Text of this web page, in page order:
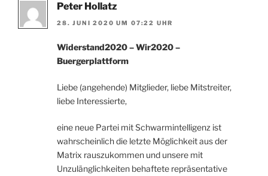
Peter Hollatz
28. JUNI 2020 UM 07:22 UHR
Widerstand2020 – Wir2020 –
Buergerplattform
Liebe (angehende) Mitglieder, liebe Mitstreiter,
liebe Interessierte,
eine neue Partei mit Schwarmintelligenz ist
wahrscheinlich die letzte Möglichkeit aus der
Matrix rauszukommen und unsere mit
Unzulänglichkeiten behaftete repräsentative